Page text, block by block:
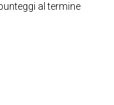
al termine